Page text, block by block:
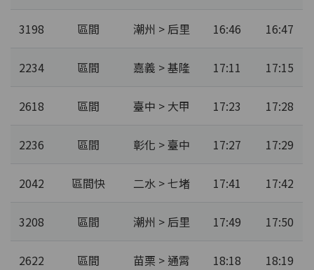
3198 區間 潮州 > 后里 16:46 16:47
2234 區間 嘉義 > 基隆 17:11 17:15
2618 區間 臺中 > 大甲 17:23 17:28
2236 區間 彰化 > 臺中 17:27 17:29
2042 區間快 二水 > 七堵 17:41 17:42
3208 區間 潮州 > 后里 17:49 17:50
2622 區間 苗栗 > 通霄 18:18 18:19